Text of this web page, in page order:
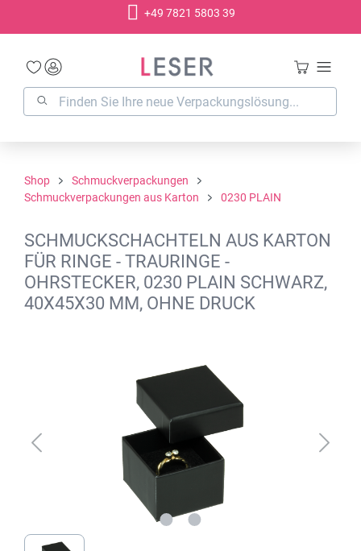
+49 7821 5803 39
Shop
Schmuckverpackungen
Schmuckverpackungen aus Karton
0230 PLAIN
SCHMUCKSCHACHTELN AUS KARTON
FÜR RINGE - TRAURINGE -
OHRSTECKER, 0230 PLAIN SCHWARZ,
40X45X30 MM, OHNE DRUCK